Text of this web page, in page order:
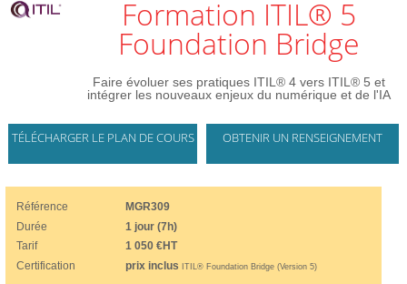
Formation ITIL® 5
Foundation Bridge
Faire évoluer ses pratiques ITIL® 4 vers ITIL® 5 et
intégrer les nouveaux enjeux du numérique et de l'IA
TÉLÉCHARGER LE PLAN DE COURS OBTENIR UN RENSEIGNEMENT
Référence
MGR309
Durée
1 jour (7h)
Tarif
1 050 €HT
Certification
prix inclus ITIL® Foundation Bridge (Version 5)